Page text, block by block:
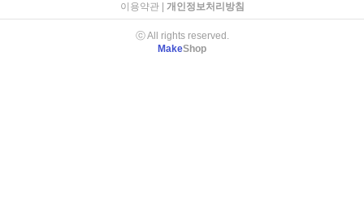
이용약관| 개인정보처리방침
ⓒ All rights reserved.
MakeShop